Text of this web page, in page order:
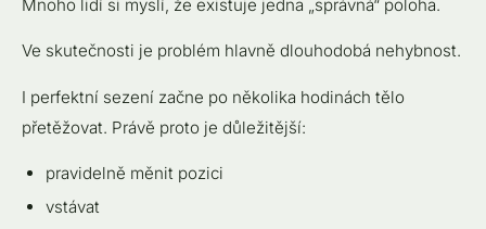
Mnoho lidí si myslí, že existuje jedna „správná“ poloha.
Ve skutečnosti je problém hlavně dlouhodobá nehybnost.
I perfektní sezení začne po několika hodinách tělo
přetěžovat. Právě proto je důležitější:
pravidelně měnit pozici
vstávat